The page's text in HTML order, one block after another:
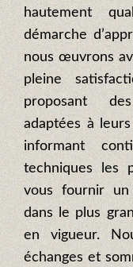
hautement
démarche
nous œuvrons
pleine
proposant
adaptées à
informant
techniques les
vous fournir un
dans le plus
en vigueur.
échanges et